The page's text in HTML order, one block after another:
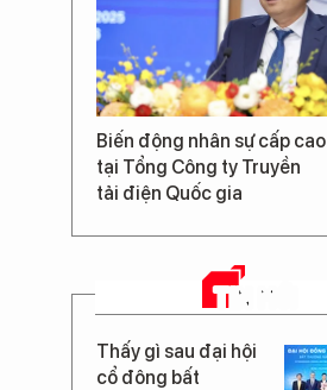
Biến động nhân sự cấp cao
tại Tổng Công ty Truyền
tải điện Quốc gia
TIN MỚI
Thấy gì sau đại hội
cổ đông bất